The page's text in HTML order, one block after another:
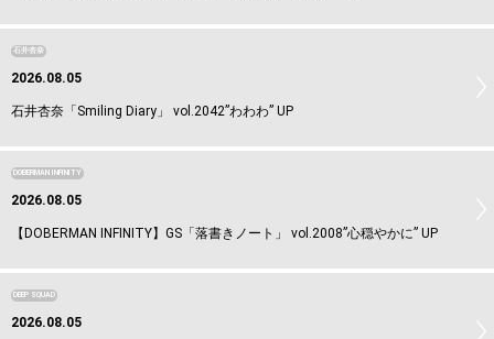
石井杏奈
2026.08.05
石井杏奈「Smiling Diary」 vol.2042”わわわ” UP
DOBERMAN INFINITY
2026.08.05
【DOBERMAN INFINITY】GS「落書きノート」 vol.2008”心穏やかに” UP
DEEP SQUAD
2026.08.05